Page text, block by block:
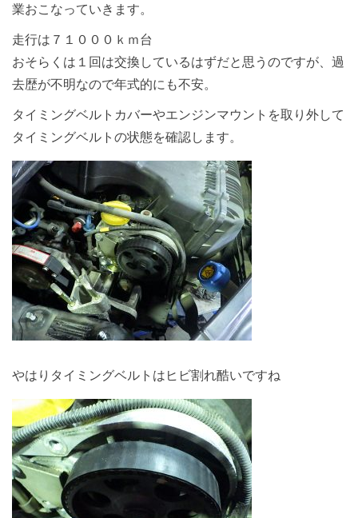
業おこなっていきます。
走行は７１０００ｋｍ台
おそらくは１回は交換しているはずだと思うのですが、過
去歴が不明なので年式的にも不安。
タイミングベルトカバーやエンジンマウントを取り外して
タイミングベルトの状態を確認します。
やはりタイミングベルトはヒビ割れ酷いですね